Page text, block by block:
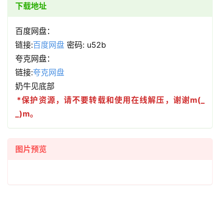
下载地址
百度网盘：
链接:百度网盘 密码: u52b
夸克网盘：
链接:夸克网盘
奶牛见底部
*保护资源，请不要转载和使用在线解压，谢谢m(_
_)m。
图片预览